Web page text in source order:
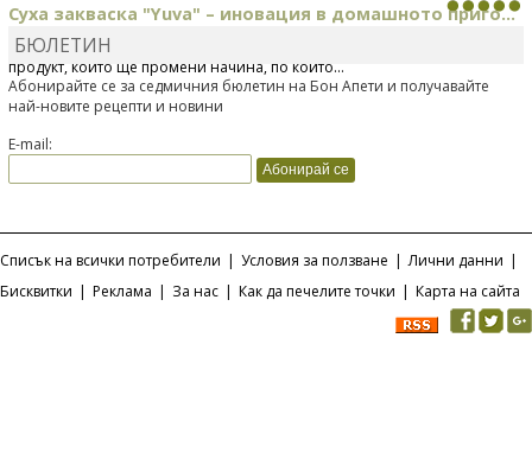
Суха закваска "Yuva" – иновация в домашното приго...
Отскоро Лесафр България стартира предлагането на изцяло нов
продукт, който ще промени начина, по който...
БЮЛЕТИН
Абонирайте се за седмичния бюлетин на Бон Апети и получавайте
най-новите рецепти и новини
E-mail:
Списък на всички потребители | Условия за ползване | Лични данни |
Бисквитки | Реклама | За нас | Как да печелите точки | Карта на сайта